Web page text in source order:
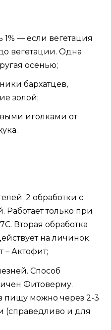
— если вегетация
вегетации. Одна
осенью;
бархатцев,
золой;
иголками от
2 обработки с
Работает только при
Вторая обработка
на личинок.
– Актофит;
Способ
Фитоверму.
пищу можно через 2-3
(справедливо и для